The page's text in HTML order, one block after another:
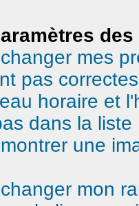
mes
pas
horaire et
dans la liste
une
mon